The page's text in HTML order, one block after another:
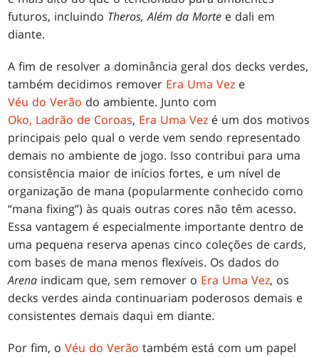
futuros, incluindo Theros, Além da Morte e dali em
diante.
A fim de resolver a dominância geral dos decks verdes,
também decidimos remover Era Uma Vez e
Véu do Verão do ambiente. Junto com
Oko, Ladrão de Coroas, Era Uma Vez é um dos motivos
principais pelo qual o verde vem sendo representado
demais no ambiente de jogo. Isso contribui para uma
consistência maior de inícios fortes, e um nível de
organização de mana (popularmente conhecido como
“mana fixing”) às quais outras cores não têm acesso.
Essa vantagem é especialmente importante dentro de
uma pequena reserva apenas cinco coleções de cards,
com bases de mana menos flexíveis. Os dados do
Arena indicam que, sem remover o Era Uma Vez, os
decks verdes ainda continuariam poderosos demais e
consistentes demais daqui em diante.
Por fim, oVéu do Verão também está com um papel